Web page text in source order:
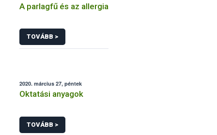
A parlagfű és az allergia
TOVÁBB >
2020. március 27, péntek
Oktatási anyagok
TOVÁBB >